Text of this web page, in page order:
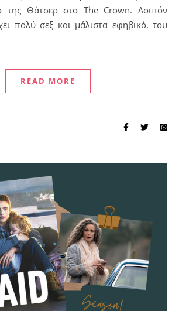
της Θάτσερ στο The Crown. Λοιπόν
πολύ σεξ και μάλιστα εφηβικό, του
READ MORE